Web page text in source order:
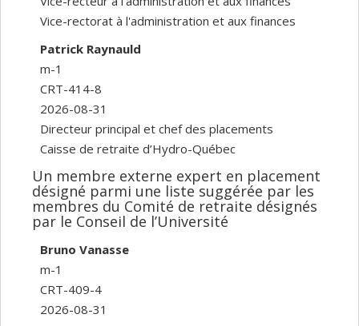
Vice-rectorat à l'administration et aux finances
Patrick Raynauld
m-1
CRT-414-8
2026-08-31
Directeur principal et chef des placements
Caisse de retraite d’Hydro-Québec
Un membre externe expert en placement
désigné parmi une liste suggérée par les
membres du Comité de retraite désignés
par le Conseil de l’Université
Bruno Vanasse
m-1
CRT-409-4
2026-08-31